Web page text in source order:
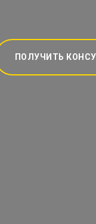
ПОЛУЧИТЬ